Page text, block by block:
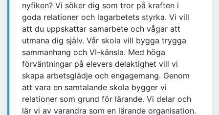
nyfiken? Vi söker dig som tror på kraften i
goda relationer och lagarbetets styrka. Vi vill
att du uppskattar samarbete och vågar att
utmana dig själv. Vår skola vill bygga trygga
sammanhang och VI-känsla. Med höga
förväntningar på elevers delaktighet vill vi
skapa arbetsglädje och engagemang. Genom
att vara en samtalande skola bygger vi
relationer som grund för lärande. Vi delar och
lär vi av varandra som en lärande organisation.